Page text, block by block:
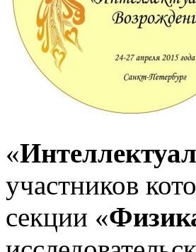
«
участников
секции «